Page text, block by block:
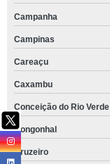
Campanha
Campinas
Careaçu
Caxambu
Conceição do Rio Verde
Congonhal
Cruzeiro